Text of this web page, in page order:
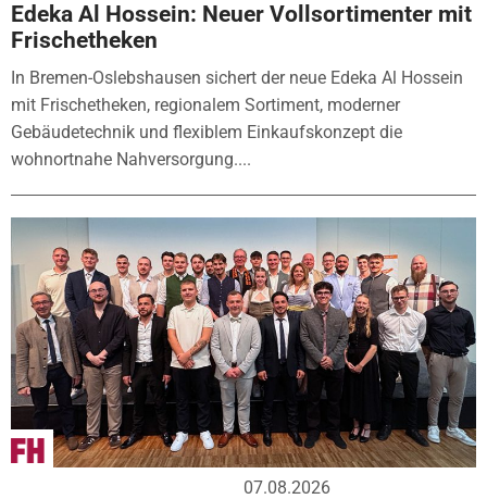
Edeka Al Hossein: Neuer Vollsortimenter mit
Frischetheken
In Bremen-Oslebshausen sichert der neue Edeka Al Hossein
mit Frischetheken, regionalem Sortiment, moderner
Gebäudetechnik und flexiblem Einkaufskonzept die
wohnortnahe Nahversorgung....
07.08.2026